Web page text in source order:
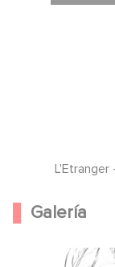
L'Etranger
Galería